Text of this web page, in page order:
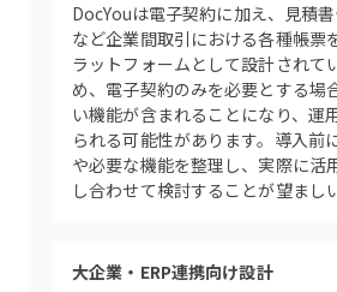
DocYouは電子契約に加え、見積
など企業間取引における各種帳票
ラットフォームとして設計されて
め、電子契約のみを必要とする場
い機能が含まれることになり、運
られる可能性があります。導入前
や必要な機能を整理し、実際に活
し合わせて検討することが望まし
大企業・ERP連携向け設計